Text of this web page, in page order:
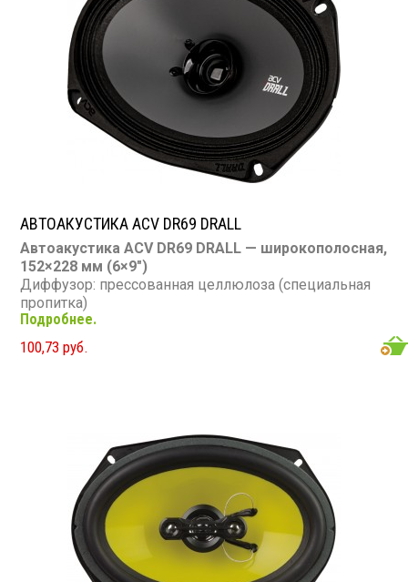
В комплекте: грили, провода, винты, скобы
АВТОАКУСТИКА ACV DR69 DRALL
Автоакустика ACV DR69 DRALL — широкополосная,
152×228 мм (6×9″)
Диффузор: прессованная целлюлоза (специальная
пропитка)
Подвес: тканевый
Номинальная мощность: 90 Вт (RMS)
Максимальная мощность: 270 Вт
Звуковая катушка: KSV 25,5 мм
Магнит: ферритовый 90×12 мм с кольцом Фарадея
Подробнее.
100,73 руб.